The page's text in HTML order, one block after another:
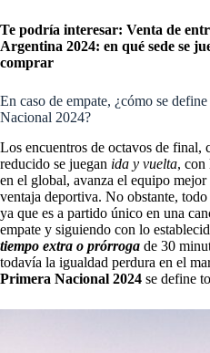
Te podría interesar: Venta de
Argentina 2024: en qué sede se
comprar
En caso de empate, ¿cómo se
Nacional 2024?
Los encuentros de octavos de final,
reducido se juegan ida y vuelta, con
en el global, avanza el equipo
ventaja deportiva. No obstante,
ya que es a partido único en una
empate y siguiendo con lo
tiempo extra o prórroga de 30
todavía la igualdad perdura en el
Primera Nacional 2024 se define